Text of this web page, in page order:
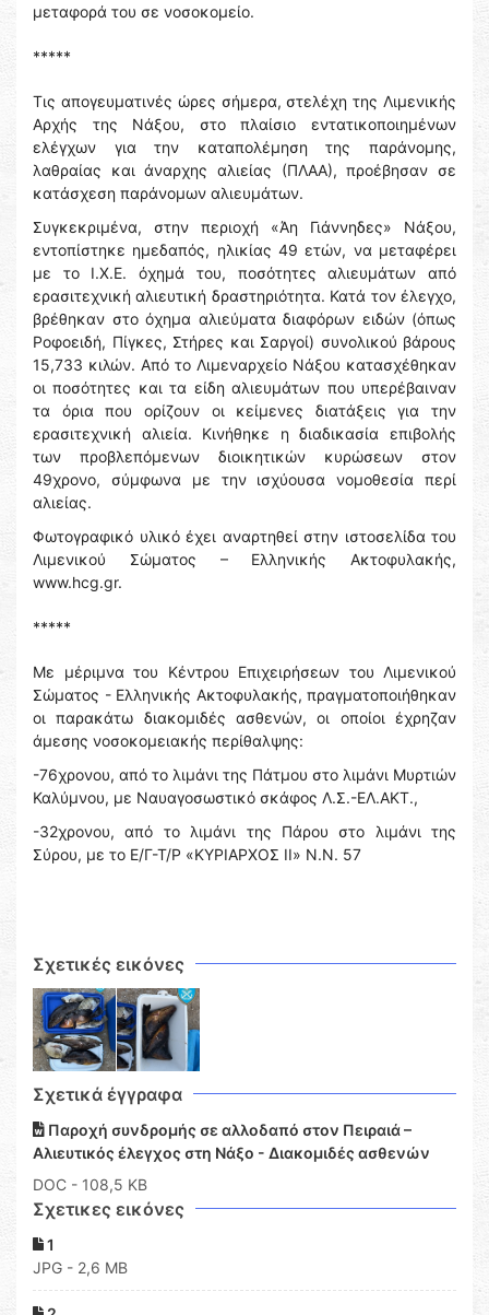
μεταφορά του σε νοσοκομείο.
*****
Τις απογευματινές ώρες σήμερα, στελέχη της Λιμενικής
Αρχής της Νάξου, στο πλαίσιο εντατικοποιημένων
ελέγχων για την καταπολέμηση της παράνομης,
λαθραίας και άναρχης αλιείας (ΠΛΑΑ), προέβησαν σε
κατάσχεση παράνομων αλιευμάτων.
Συγκεκριμένα, στην περιοχή «Άη Γιάννηδες» Νάξου,
εντοπίστηκε ημεδαπός, ηλικίας 49 ετών, να μεταφέρει
με το Ι.Χ.Ε. όχημά του, ποσότητες αλιευμάτων από
ερασιτεχνική αλιευτική δραστηριότητα. Κατά τον έλεγχο,
βρέθηκαν στο όχημα αλιεύματα διαφόρων ειδών (όπως
Ροφοειδή, Πίγκες, Στήρες και Σαργοί) συνολικού βάρους
15,733 κιλών. Από το Λιμεναρχείο Νάξου κατασχέθηκαν
οι ποσότητες και τα είδη αλιευμάτων που υπερέβαιναν
τα όρια που ορίζουν οι κείμενες διατάξεις για την
ερασιτεχνική αλιεία. Κινήθηκε η διαδικασία επιβολής
των προβλεπόμενων διοικητικών κυρώσεων στον
49χρονο, σύμφωνα με την ισχύουσα νομοθεσία περί
αλιείας.
Φωτογραφικό υλικό έχει αναρτηθεί στην ιστοσελίδα του
Λιμενικού Σώματος – Ελληνικής Ακτοφυλακής,
www.hcg.gr.
*****
Με μέριμνα του Κέντρου Επιχειρήσεων του Λιμενικού
Σώματος - Ελληνικής Ακτοφυλακής, πραγματοποιήθηκαν
οι παρακάτω διακομιδές ασθενών, οι οποίοι έχρηζαν
άμεσης νοσοκομειακής περίθαλψης:
-76χρονου, από το λιμάνι της Πάτμου στο λιμάνι Μυρτιών
Καλύμνου, με Ναυαγοσωστικό σκάφος Λ.Σ.-ΕΛ.ΑΚΤ.,
-32χρονου, από το λιμάνι της Πάρου στο λιμάνι της
Σύρου, με το Ε/Γ-Τ/Ρ «ΚΥΡΙΑΡΧΟΣ ΙΙ» Ν.Ν. 57
Σχετικές εικόνες
Σχετικά έγγραφα
Παροχή συνδρομής σε αλλοδαπό στον Πειραιά –
Αλιευτικός έλεγχος στη Νάξο - Διακομιδές ασθενών
DOC - 108,5 KB
Σχετικες εικόνες
1
JPG - 2,6 MB